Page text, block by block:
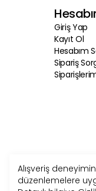
Alışveriş
düzenlemelere
Giriş Yap
Kayıt Ol
Hesabım
Sipariş